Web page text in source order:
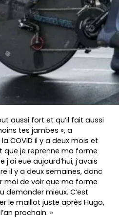
aussi fort et qu’il fait aussi
tes jambes », a
COVID il y a deux mois et
je reprenne ma forme
eue aujourd’hui, j’avais
il y a deux semaines, donc
moi de voir que ma forme
demander mieux. C’est
le maillot juste après Hugo,
prochain. »